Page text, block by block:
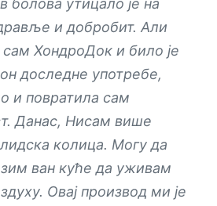
болова утицало је на
и добробит. Али
ХондроДок и било је
доследне употребе,
и повратила сам
Данас, Нисам више
колица. Могу да
ван куће да уживам
Овај производ ми је